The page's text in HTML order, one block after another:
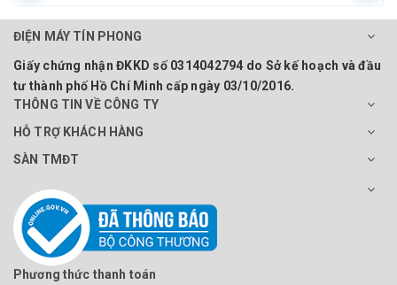
ĐIỆN MÁY TÍN PHONG
Giấy chứng nhận ĐKKD số 0314042794 do Sở kế hoạch và đầu
tư thành phố Hồ Chí Minh cấp ngày 03/10/2016.
THÔNG TIN VỀ CÔNG TY
HỖ TRỢ KHÁCH HÀNG
SÀN TMĐT
Phương thức thanh toán